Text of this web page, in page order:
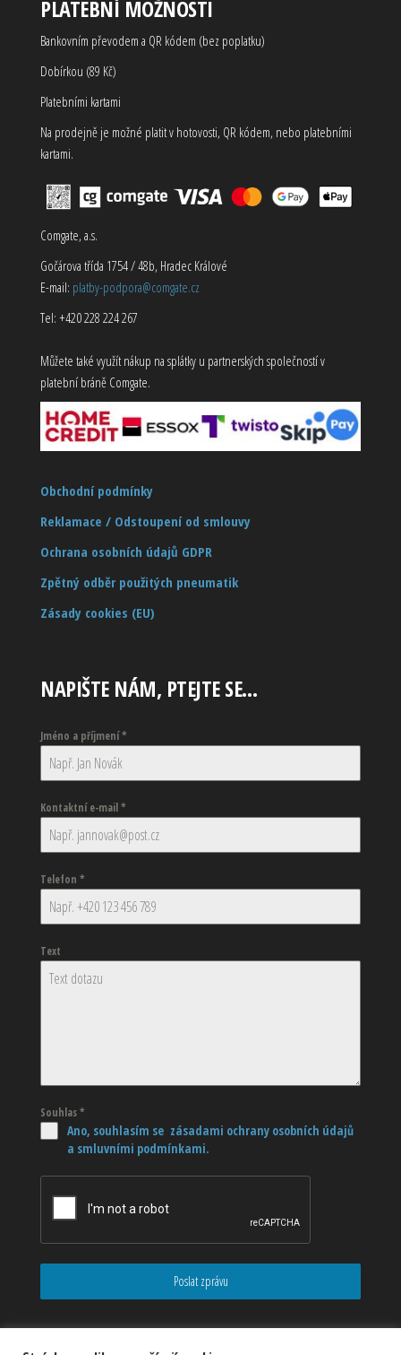
PLATEBNÍ MOŽNOSTI
Bankovním převodem a QR kódem (bez poplatku)
Dobírkou (89 Kč)
Platebními kartami
Na prodejně je možné platit v hotovosti, QR kódem, nebo platebními
kartami.
Comgate, a.s.
Gočárova třída 1754 / 48b, Hradec Králové
E-mail: platby-podpora@comgate.cz
Tel: +420 228 224 267
Můžete také využít nákup na splátky u partnerských společností v
platební bráně Comgate.
Obchodní podmínky
Reklamace / Odstoupení od smlouvy
Ochrana osobních údajů GDPR
Zpětný odběr použitých pneumatik
Zásady cookies (EU)
NAPIŠTE NÁM, PTEJTE SE…
Jméno a příjmení*
Kontaktní e-mail*
Telefon *
Text
Souhlas*
Ano, souhlasím se zásadami ochrany osobních údajů
a smluvními podmínkami.
Poslat zprávu